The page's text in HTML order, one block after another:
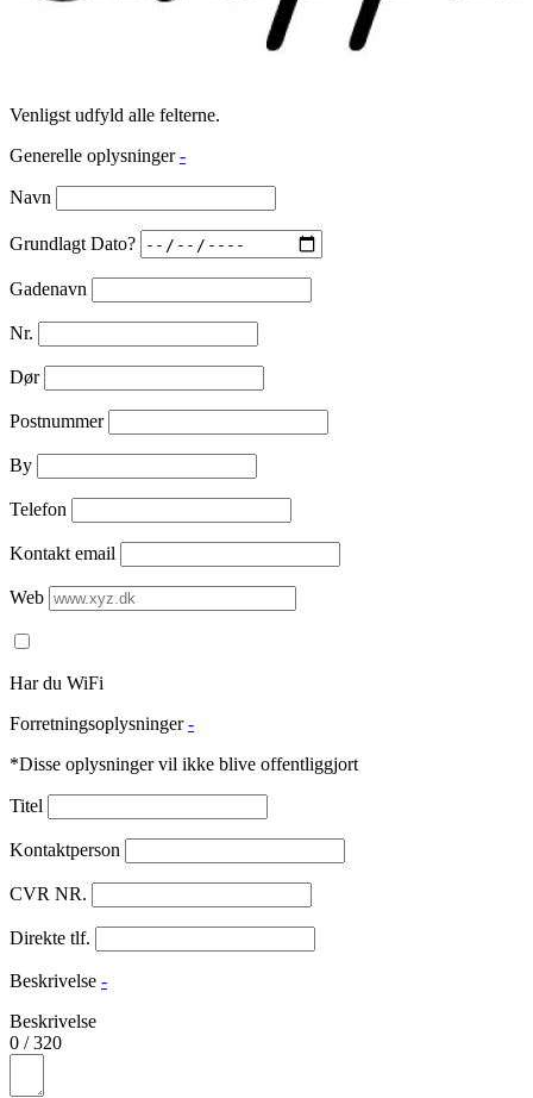
Venligst udfyld alle felterne.
Generelle oplysninger -
Navn
Grundlagt Dato?
Gadenavn
Nr.
Dør
Postnummer
By
Telefon
Kontakt email
Web
Har du WiFi
Forretningsoplysninger -
*Disse oplysninger vil ikke blive offentliggjort
Titel
Kontaktperson
CVR NR.
Direkte tlf.
Beskrivelse -
Beskrivelse
0 /320